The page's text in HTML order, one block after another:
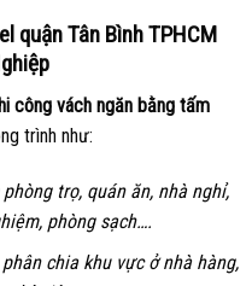
quận Tân BìnhTPHCM
công vách ngăn bằng tấm
trình như:
trọ, quán ăn, nhà nghỉ,
phòng sạch….
chia khu vực ở nhà hàng,